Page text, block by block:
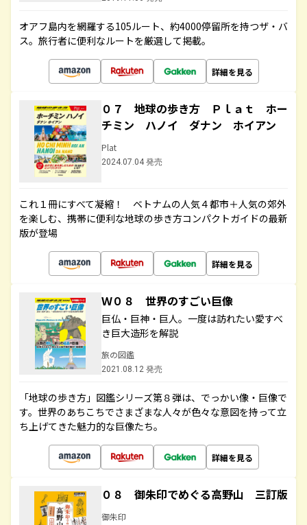
オアフ島内を網羅する105ルート、約4000停留所を持つザ・バ
ス。旅行者に便利なルートを厳選して掲載。
詳細を見る
０７ 地球の歩き方 Ｐｌａｔ ホー
チミン ハノイ ダナン ホイアン
Plat
2024.07.04 発売
これ１冊にすべて凝縮！ ベトナムの人気４都市＋人気の郊外
を楽しむ、携帯に便利な地球の歩き方コンパクトガイドの最新
版が登場
詳細を見る
Ｗ０８ 世界のすごい巨像
巨仏・巨神・巨人。一度は訪れたい愛すべ
き巨大造形を解説
旅の図鑑
2021.08.12 発売
「地球の歩き方」図鑑シリーズ第８弾は、でっかい像・巨像で
す。世界のあちこちでさまざまな人々が色々な意図を持って立
ち上げてきた魅力的な巨像たち。
詳細を見る
０８ 御朱印でめぐる高野山 三訂版
御朱印